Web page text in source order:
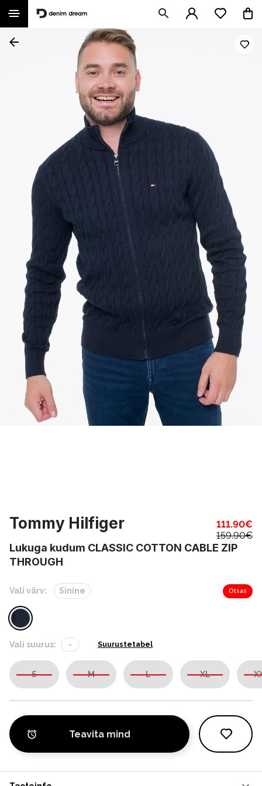
Tommy Hilfiger 111.90€
159.90€
Lukuga kudum CLASSIC COTTON CABLE ZIP
THROUGH
Vali värv: Sinine Otsas
Vali suurus: - Suurustetabel
S M L XL
Teavita mind